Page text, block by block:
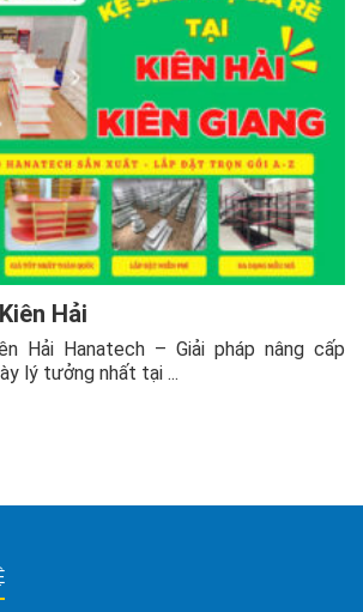
Hải
Hải Hanatech – Giải pháp nâng cấp
lý tưởng nhất tại ...